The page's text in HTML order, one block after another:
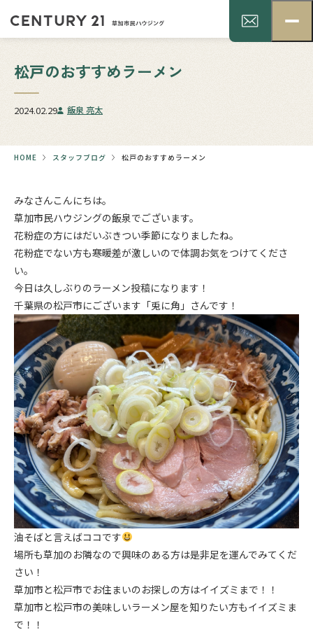
松戸のおすすめラーメン
2024.02.29 飯泉 亮太
HOME スタッフブログ 松戸のおすすめラーメン
みなさんこんにちは。
草加市民ハウジングの飯泉でございます。
花粉症の方にはだいぶきつい季節になりましたね。
花粉症でない方も寒暖差が激しいので体調お気をつけてくださ
い。
今日は久しぶりのラーメン投稿になります！
千葉県の松戸市にございます「兎に角」さんです！
油そばと言えばココです
場所も草加のお隣なので興味のある方は是非足を運んでみてくだ
さい！
草加市と松戸市でお住まいのお探しの方はイイズミまで！！
草加市と松戸市の美味しいラーメン屋を知りたい方もイイズミま
で！！